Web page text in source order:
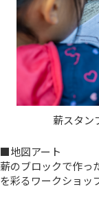
薪スタン
■地図アート
薪のブロックで作っ
を彩るワークショッ